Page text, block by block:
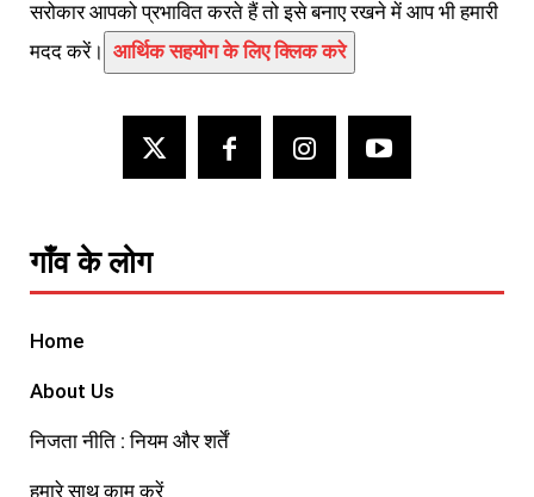
सरोकार आपको प्रभावित करते हैं तो इसे बनाए रखने में आप भी हमारी
मदद करें। आर्थिक सहयोग के लिए क्लिक करे
गाँव के लोग
Home
About Us
निजता नीति : नियम और शर्तें
हमारे साथ काम करें